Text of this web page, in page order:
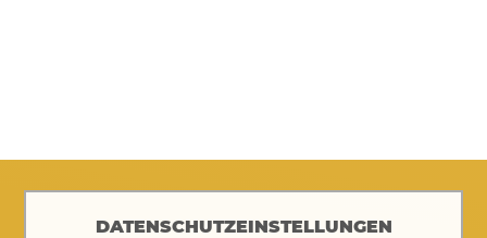
DATENSCHUTZEINSTELLUNGEN